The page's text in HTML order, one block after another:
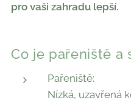
pro vaši zahradu lepší.
Co je pařeniště a
Pařeniště:
Nízká, uzavřená